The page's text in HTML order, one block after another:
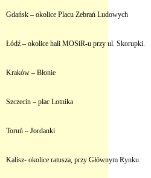
Gdańsk – okolice Placu Zebrań Ludowych
Łódź – okolice hali MOSiR-u przy ul. Skorupki.
Kraków – Błonie
Szczecin – plac Lotnika
Toruń – Jordanki
Kalisz- okolice ratusza, przy Głównym Rynku.